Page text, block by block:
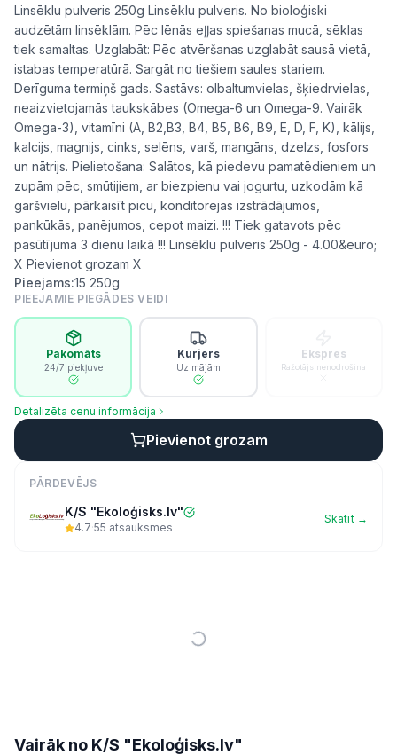
Linsēklu pulveris 250g Linsēklu pulveris. No bioloģiski
audzētām linsēklām. Pēc lēnās eļļas spiešanas mucā, sēklas
tiek samaltas. Uzglabāt: Pēc atvēršanas uzglabāt sausā vietā,
istabas temperatūrā. Sargāt no tiešiem saules stariem.
Derīguma termiņš gads. Sastāvs: olbaltumvielas, šķiedrvielas,
neaizvietojamās taukskābes (Omega-6 un Omega-9. Vairāk
Omega-3), vitamīni (A, B2,B3, B4, B5, B6, B9, E, D, F, K), kālijs,
kalcijs, magnijs, cinks, selēns, varš, mangāns, dzelzs, fosfors
un nātrijs. Pielietošana: Salātos, kā piedevu pamatēdieniem un
zupām pēc, smūtijiem, ar biezpienu vai jogurtu, uzkodām kā
garšvielu, pārkaisīt picu, konditorejas izstrādājumos,
pankūkās, panējumos, cepot maizi. !!! Tiek gatavots pēc
pasūtījuma 3 dienu laikā !!! Linsēklu pulveris 250g - 4.00&euro;
X Pievienot grozam X
Pieejams:15 250g
PIEEJAMIE PIEGĀDES VEIDI
Pakomāts
24/7 piekļuve
Kurjers
Uz mājām
Ekspres
Ražotājs nenodrošina
Detalizēta cenu informācija
Pievienot grozam
PĀRDEVĒJS
K/S "Ekoloģisks.lv"
4.7·55 atsauksmes
Skatīt →
Vairāk no K/S "Ekoloģisks.lv"